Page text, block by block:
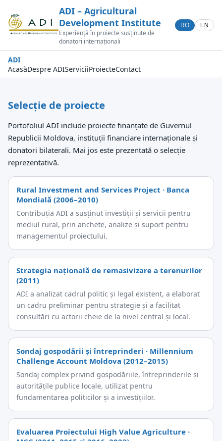
ADI – Agricultural
Development Institute
Experiență în proiecte susținute de
donatori internaționali
RO EN
ADI
AcasăDespre ADIServiciiProiecteContact
Selecție de proiecte
Portofoliul ADI include proiecte finanțate de Guvernul
Republicii Moldova, instituții financiare internaționale și
donatori bilaterali. Mai jos este prezentată o selecție
reprezentativă.
Rural Investment and Services Project · Banca
Mondială (2006–2010)
Contribuția ADI a susținut investiții și servicii pentru
mediul rural, prin anchete, analize și suport pentru
managementul proiectului.
Strategia națională de remasivizare a terenurilor
(2011)
ADI a analizat cadrul politic și legal existent, a elaborat
un cadru preliminar pentru strategie și a facilitat
consultări cu actorii cheie de la nivel central și local.
Sondaj gospodării și întreprinderi · Millennium
Challenge Account Moldova (2012–2015)
Sondaj complex privind gospodăriile, întreprinderile și
autoritățile publice locale, utilizat pentru
fundamentarea politicilor și a investițiilor.
Evaluarea Proiectului High Value Agriculture ·